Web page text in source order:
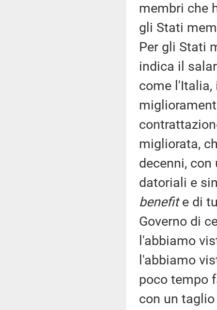
membri che
gli Stati
Per gli Stati
indica il
come l'Italia,
migliorata,
decenni,
datoriali e
benefite di
Governo di
l'abbiamo
l'abbiamo
poco tempo
con un